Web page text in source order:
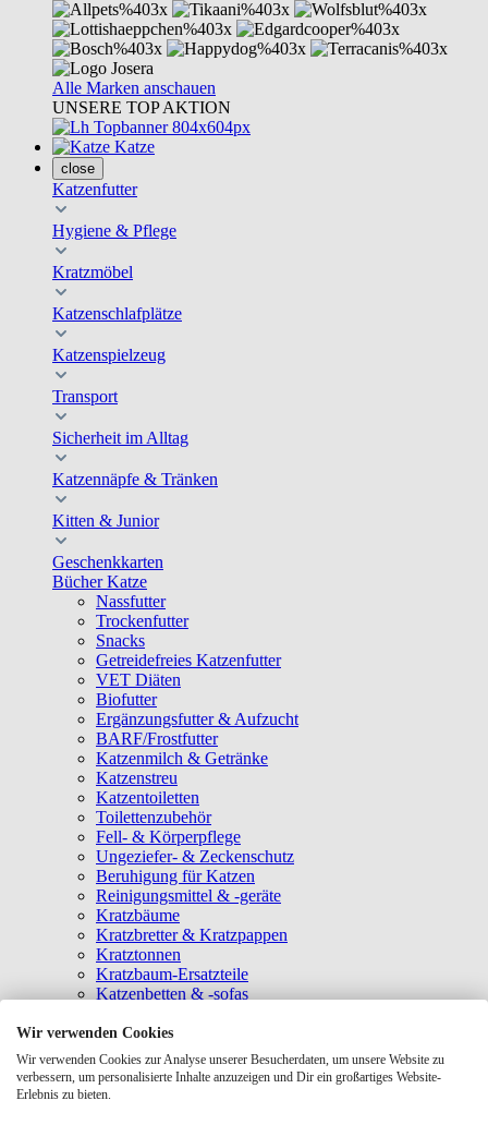
Alle Marken anschauen
UNSERE TOP AKTION
Katze
close
Katzenfutter
Hygiene & Pflege
Kratzmöbel
Katzenschlafplätze
Katzenspielzeug
Transport
Sicherheit im Alltag
Katzennäpfe & Tränken
Kitten & Junior
Geschenkkarten
Bücher Katze
Nassfutter
Trockenfutter
Snacks
Getreidefreies Katzenfutter
VET Diäten
Biofutter
Ergänzungsfutter & Aufzucht
BARF/Frostfutter
Katzenmilch & Getränke
Katzenstreu
Katzentoiletten
Toilettenzubehör
Fell- & Körperpflege
Ungeziefer- & Zeckenschutz
Beruhigung für Katzen
Reinigungsmittel & -geräte
Kratzbäume
Kratzbretter & Kratzpappen
Kratztonnen
Kratzbaum-Ersatzteile
Katzenbetten & -sofas
Katzenhäuser
Hängematten & Fensterliegeplätze
Katzendecken & -matten
Baldrian- & Catnipspielzeug
Wir verwenden Cookies
Wir verwenden Cookies zur Analyse unserer Besucherdaten, um unsere Website zu
verbessern, um personalisierte Inhalte anzuzeigen und Dir ein großartiges Website-
Erlebnis zu bieten.